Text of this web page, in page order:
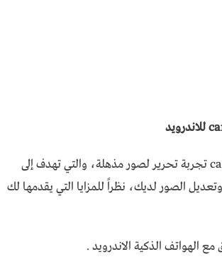
يمنحك تطبيق carbon تجربة تحرير لصور مذهلة، والتي تهدف إلى
الصور لديك، نظراً للمزايا التي يقدمها لك
مع الهواتف الذكية الاندرويد .